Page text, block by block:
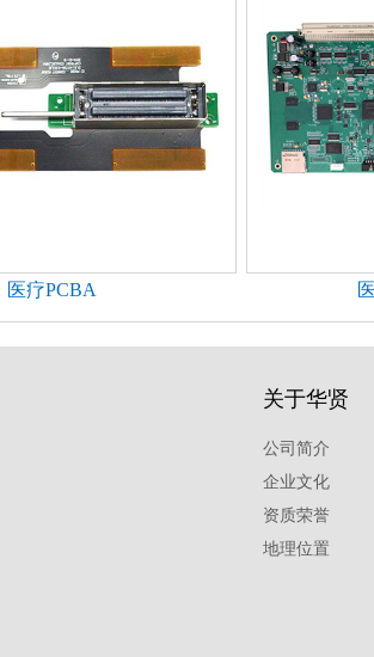
医疗PCBA
关于华贤
公司简介
企业文化
资质荣誉
地理位置